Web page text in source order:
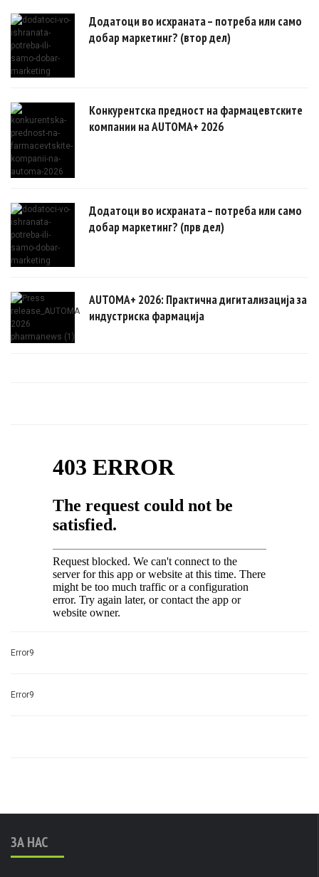
Додатоци во исхраната – потреба или само
добар маркетинг? (втор дел)
Конкурентска предност на фармацевтските
компании на AUTOMA+ 2026
Додатоци во исхраната – потреба или само
добар маркетинг? (прв дел)
AUTOMA+ 2026: Практична дигитализација за
индустриска фармација
Error9
Error9
ЗА НАС